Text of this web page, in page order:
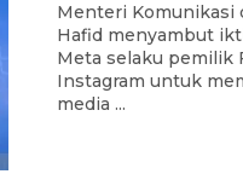
Menteri Komunikasi
Hafid menyambut
Meta selaku pemilik
Instagram untuk
media ...